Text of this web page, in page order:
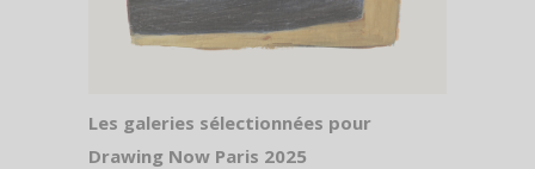
Les galeries sélectionnées pour
Drawing Now Paris 2025